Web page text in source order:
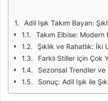
Adil Işık Takım Bayan:
Takım Elbise: Modern
Şıklık ve Rahatlık:
Farklı Stiller için Çok
Sezonsal Trendler ve
Sonuç: Adil Işık ile